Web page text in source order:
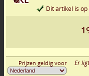
Dit artikel is
Prijzen geldig voor
Er